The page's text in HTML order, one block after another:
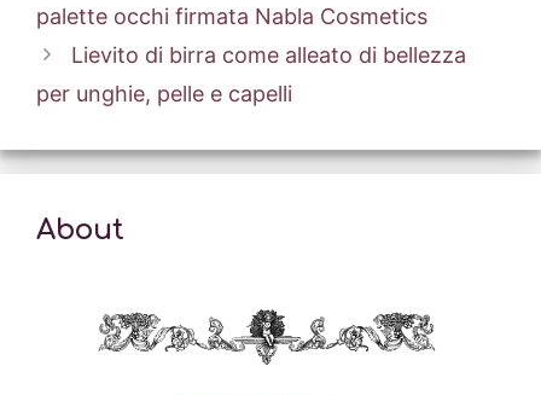
palette occhi firmata Nabla Cosmetics
Lievito di birra come alleato di bellezza
per unghie, pelle e capelli
About